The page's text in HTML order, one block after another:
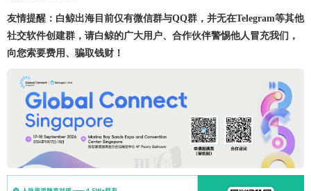
友情提醒：白鲸出海目前仅有微信群与QQ群，并无在Telegram等其他
社交软件创建群，请白鲸的广大用户、合作伙伴警惕他人冒充我们，
向您索要费用、骗取钱财！